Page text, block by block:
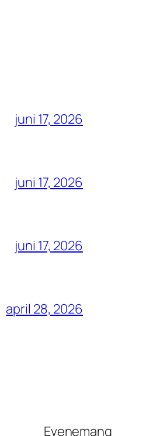
juni 17, 2026
juni 17, 2026
juni 17, 2026
april 28, 2026
Evenemang